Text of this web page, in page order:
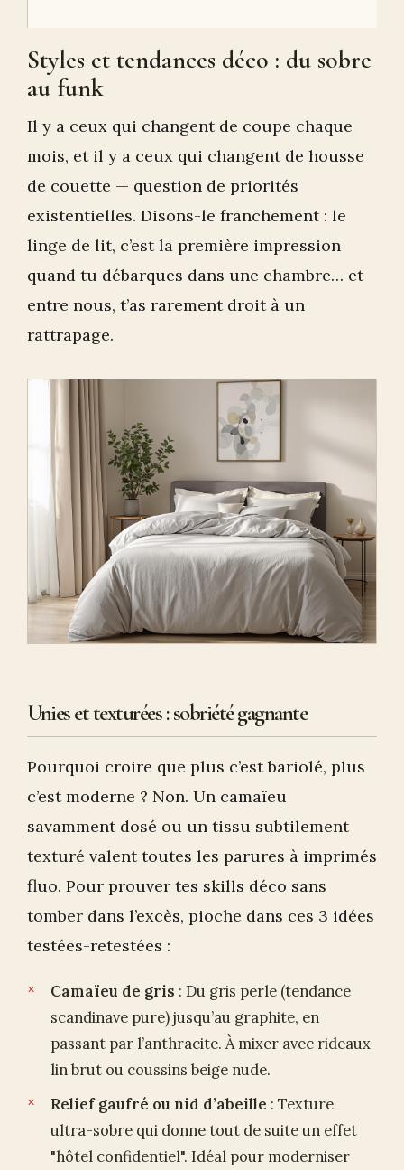
Styles et tendances déco : du sobre
au funk
Il y a ceux qui changent de coupe chaque
mois, et il y a ceux qui changent de housse
de couette — question de priorités
existentielles. Disons-le franchement : le
linge de lit, c’est la première impression
quand tu débarques dans une chambre… et
entre nous, t’as rarement droit à un
rattrapage.
Unies et texturées : sobriété gagnante
Pourquoi croire que plus c’est bariolé, plus
c’est moderne ? Non. Un camaïeu
savamment dosé ou un tissu subtilement
texturé valent toutes les parures à imprimés
fluo. Pour prouver tes skills déco sans
tomber dans l’excès, pioche dans ces 3 idées
testées-retestées :
Camaïeu de gris : Du gris perle (tendance
scandinave pure) jusqu’au graphite, en
passant par l’anthracite. À mixer avec rideaux
lin brut ou coussins beige nude.
Relief gaufré ou nid d’abeille : Texture
ultra-sobre qui donne tout de suite un effet
"hôtel confidentiel". Idéal pour moderniser